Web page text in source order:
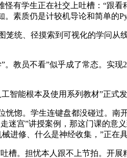
有学生正在社交上吐槽：“跟
素质仍是计较机导论和简单的
、径摸索到可视化的学问从
员不看”似乎成了常态。实现
能根本及使用系列教材”正式
。学生连键盘都没碰过。南
迷宫”讲授案例，那这门课的
进修、什么是神经收集，”正在
。担忧本人跟不上节拍。开展